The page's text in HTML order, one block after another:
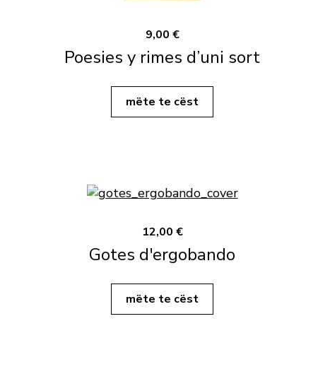
9,00 €
Poesies y rimes d’uni sort
mëte te cëst
12,00 €
Gotes d'ergobando
mëte te cëst